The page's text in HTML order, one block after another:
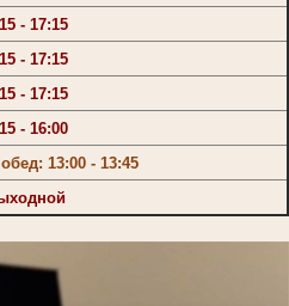
- 17:15
- 17:15
- 17:15
- 16:00
13:00 - 13:45